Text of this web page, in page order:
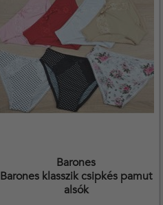
Barones
Barones klasszik csipkés pamut
alsók